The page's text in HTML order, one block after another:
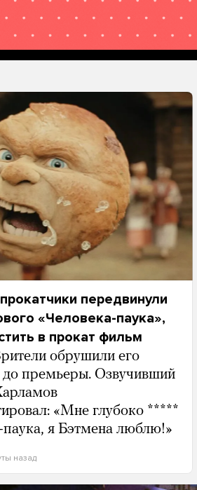
передвинули
«Человека-паука»,
в прокат фильм
обрушили его
до премьеры. Озвучивший
«Мне глубоко *****
паука, я Бэтмена люблю!»
назад